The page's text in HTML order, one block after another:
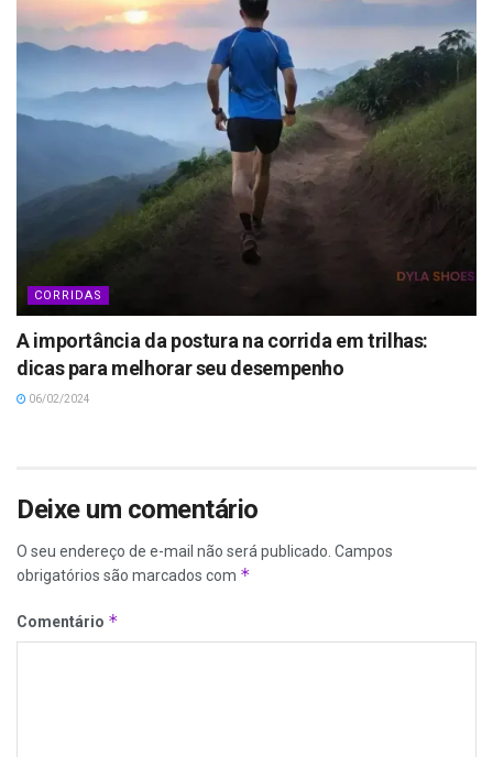
CORRIDAS
A importância da postura na corrida em trilhas:
dicas para melhorar seu desempenho
06/02/2024
Deixe um comentário
O seu endereço de e-mail não será publicado. Campos
obrigatórios são marcados com *
Comentário *